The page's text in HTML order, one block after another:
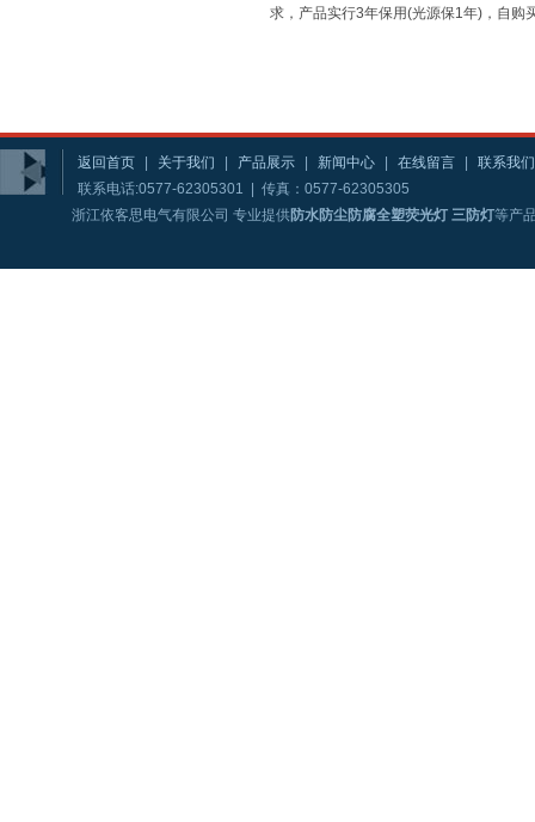
求，产品实行3年保用(光源保1年)，自购
返回首页 关于我们 产品展示 新闻中心 在线留言
联系我们
联系电话:0577-62305301 | 传真：0577-62305305
浙江依客思电气有限公司 专业提供防水防尘防腐全塑荧光灯 三防灯等产